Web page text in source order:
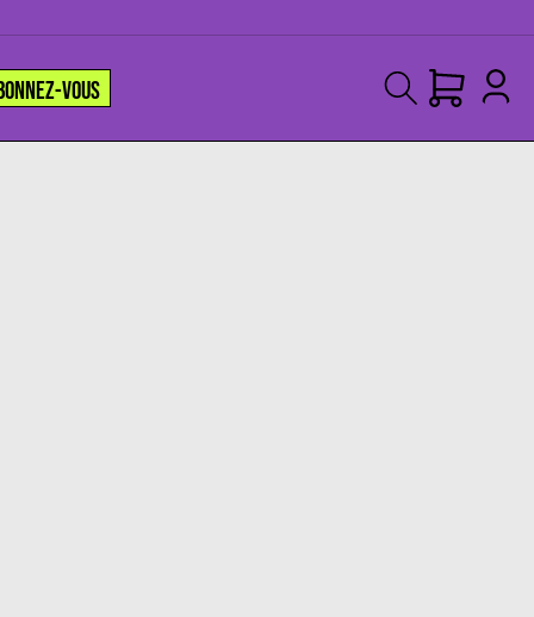
VOUS